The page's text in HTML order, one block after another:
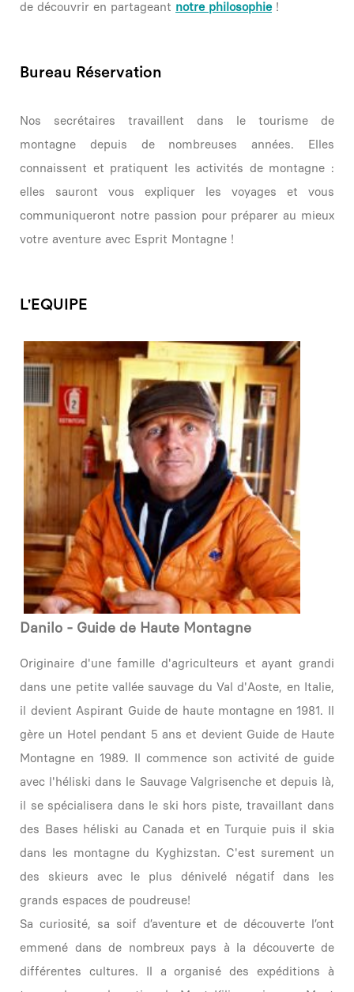
de découvrir en partageant notre philosophie!
Bureau Réservation
Nos secrétaires travaillent dans le tourisme de
montagne depuis de nombreuses années. Elles
connaissent et pratiquent les activités de montagne :
elles sauront vous expliquer les voyages et vous
communiqueront notre passion pour préparer au mieux
votre aventure avec Esprit Montagne !
L'EQUIPE
Danilo - Guide de Haute Montagne
Originaire d'une famille d'agriculteurs et ayant grandi
dans une petite vallée sauvage du Val d'Aoste, en Italie,
il devient Aspirant Guide de haute montagne en 1981. Il
gère un Hotel pendant 5 ans et devient Guide de Haute
Montagne en 1989. Il commence son activité de guide
avec l'héliski dans le Sauvage Valgrisenche et depuis là,
il se spécialisera dans le ski hors piste, travaillant dans
des Bases héliski au Canada et en Turquie puis il skia
dans les montagne du Kyghizstan. C'est surement un
des skieurs avec le plus dénivelé négatif dans les
grands espaces de poudreuse!
Sa curiosité, sa soif d’aventure et de découverte l’ont
emmené dans de nombreux pays à la découverte de
différentes cultures. Il a organisé des expéditions à